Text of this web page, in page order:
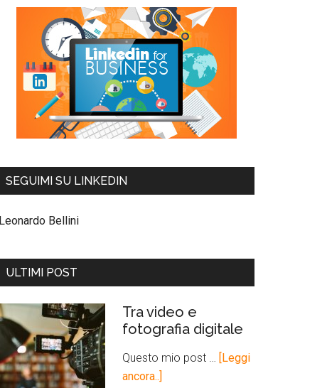
SEGUIMI SU LINKEDIN
Leonardo Bellini
ULTIMI POST
Tra video e
fotografia digitale
Questo mio post …
[Leggi
ancora..]